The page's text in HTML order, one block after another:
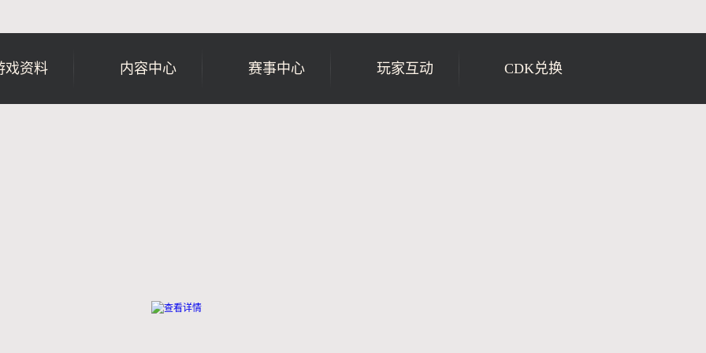
戏资料 内容中心 赛事中心 玩家互动 CDK兑换